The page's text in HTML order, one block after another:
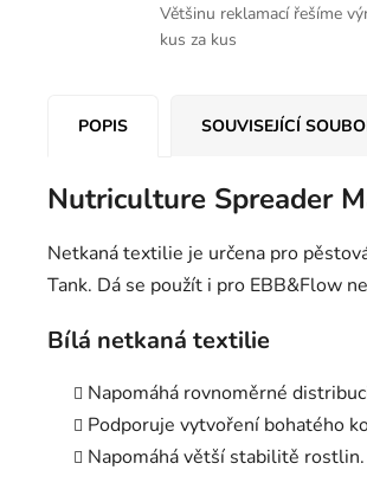
Většinu reklamací řešíme
kus za kus
POPIS SOUVISEJÍCÍ
Nutriculture Spreader
Netkaná textilie je určena pro
Tank. Dá se použít i pro EBB&Flow
Bílá netkaná textilie
Napomáhá rovnoměrné
Podporuje vytvoření bohatého
Napomáhá větší stabilitě rostlin.